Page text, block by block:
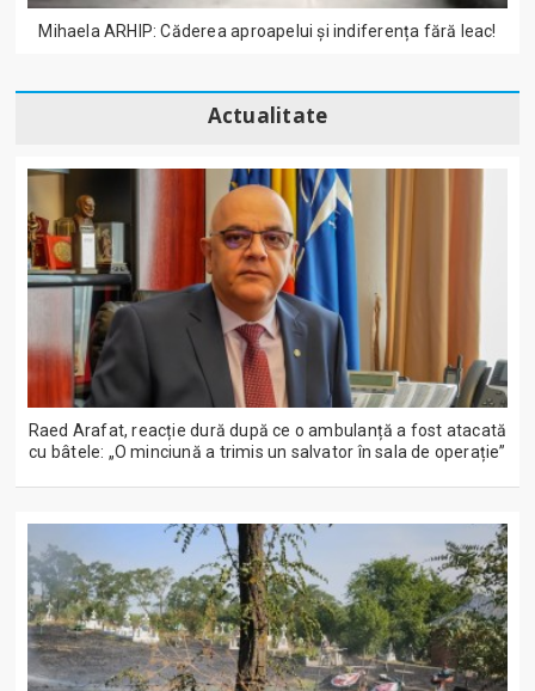
Mihaela ARHIP: Căderea aproapelui și indiferența fără leac!
Actualitate
Raed Arafat, reacție dură după ce o ambulanță a fost atacată
cu bâtele: „O minciună a trimis un salvator în sala de operație”